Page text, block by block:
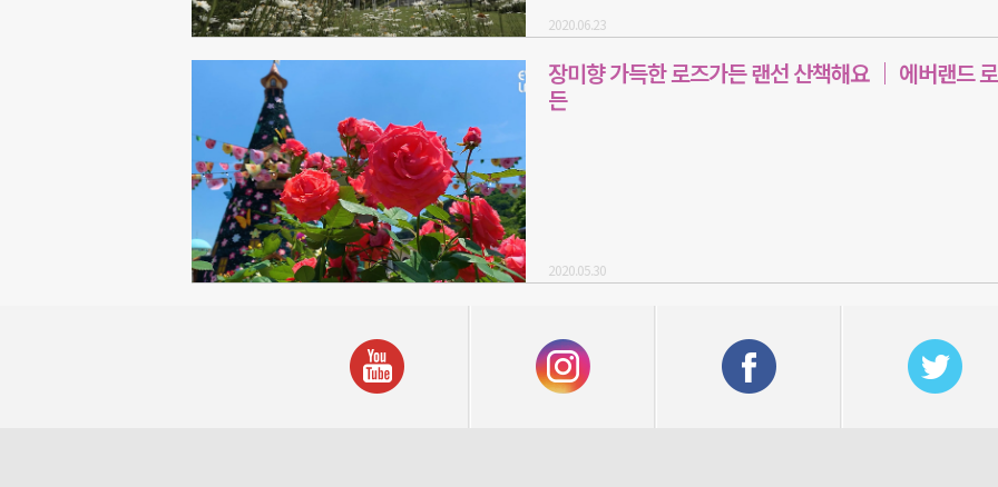
2020.06.23
장미향 가득한 로즈가든 랜선 산책해요 ｜ 에버랜드
든
2020.05.30